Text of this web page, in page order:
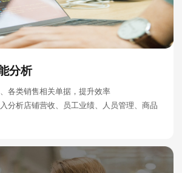
分析
各类销售相关单据，提升效率
分析店铺营收、员工业绩、人员管理、商品